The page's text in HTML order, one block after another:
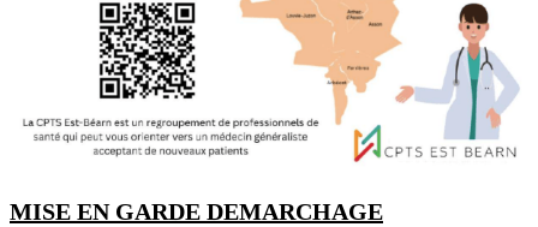
MISE EN GARDE DEMARCHAGE